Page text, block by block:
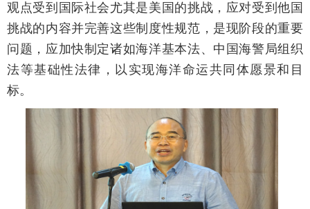
观点受到国际社会尤其是美国的挑战，应对受到他国
挑战的内容并完善这些制度性规范，是现阶段的重要
问题，应加快制定诸如海洋基本法、中国海警局组织
法等基础性法律，以实现海洋命运共同体愿景和目
标。